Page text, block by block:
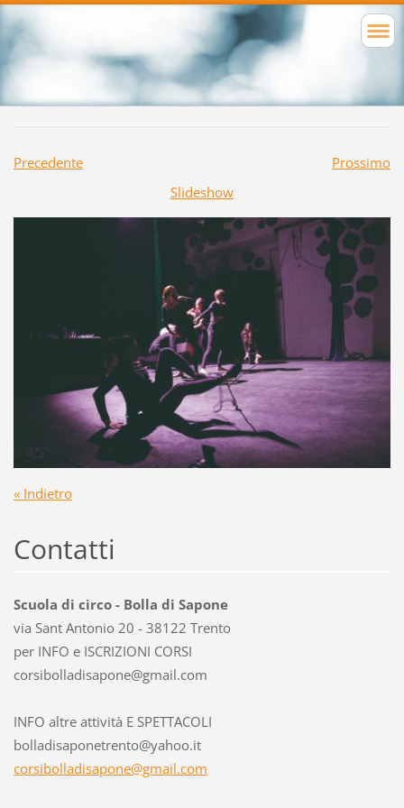
Precedente
Prossimo
Slideshow
« Indietro
Contatti
Scuola di circo - Bolla di Sapone
via Sant Antonio 20 - 38122 Trento
per INFO e ISCRIZIONI CORSI
corsibolladisapone@gmail.com
INFO altre attività E SPETTACOLI
bolladisaponetrento@yahoo.it
corsibolladisapone@gmail.com